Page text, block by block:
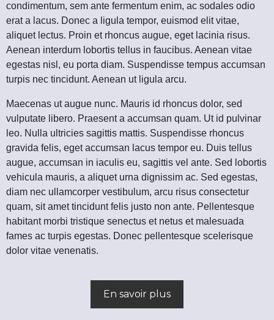
condimentum, sem ante fermentum enim, ac sodales odio
erat a lacus. Donec a ligula tempor, euismod elit vitae,
aliquet lectus. Proin et rhoncus augue, eget lacinia risus.
Aenean interdum lobortis tellus in faucibus. Aenean vitae
egestas nisl, eu porta diam. Suspendisse tempus accumsan
turpis nec tincidunt. Aenean ut ligula arcu.
Maecenas ut augue nunc. Mauris id rhoncus dolor, sed
vulputate libero. Praesent a accumsan quam. Ut id pulvinar
leo. Nulla ultricies sagittis mattis. Suspendisse rhoncus
gravida felis, eget accumsan lacus tempor eu. Duis tellus
augue, accumsan in iaculis eu, sagittis vel ante. Sed lobortis
vehicula mauris, a aliquet urna dignissim ac. Sed egestas,
diam nec ullamcorper vestibulum, arcu risus consectetur
quam, sit amet tincidunt felis justo non ante. Pellentesque
habitant morbi tristique senectus et netus et malesuada
fames ac turpis egestas. Donec pellentesque scelerisque
dolor vitae venenatis.
En savoir plus